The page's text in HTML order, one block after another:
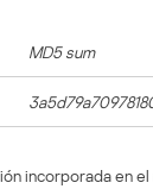
MD5 sum
incorporada en